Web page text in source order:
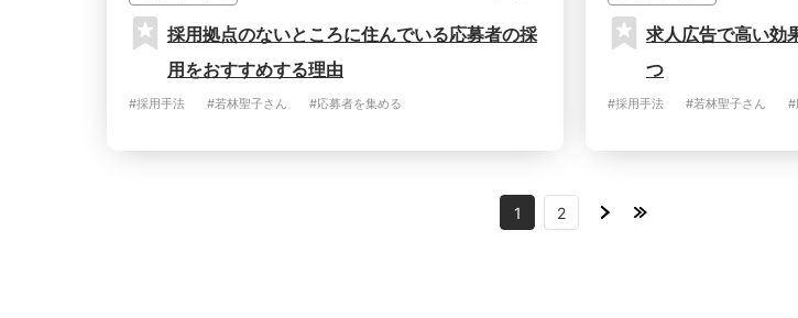
採用拠点のないところに住んでいる応募者の採
用をおすすめする理由
#採用手法 #若林聖子さん #応募者を集める
求人広告で高い効
つ
#採用手法 #若林聖子さん #
1 2